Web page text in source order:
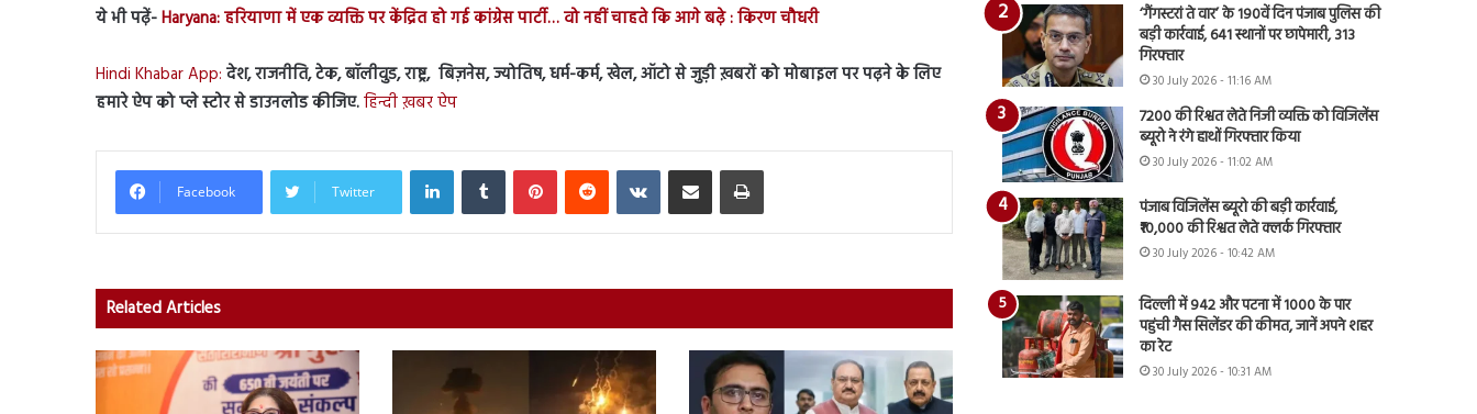
ये भी पढ़ें-Haryana: हरियाणा में एक व्यक्ति पर केंद्रित हो गई कांग्रेस पार्टी… वो नहीं चाहते कि आगे बढ़े : किरण चौधरी
Hindi Khabar App: देश, राजनीति, टेक, बॉलीवुड, राष्ट्र, बिज़नेस, ज्योतिष, धर्म-कर्म, खेल, ऑटो से जुड़ी ख़बरों को मोबाइल पर पढ़ने के लिए
हमारे ऐप को प्ले स्टोर से डाउनलोड कीजिए.हिन्दी ख़बर ऐप
Facebook Twitter
LinkedInTumblr PinterestReddit VKontakteShare via Email Print
Related Articles
‘गैंगस्टरां ते वार’ के 190वें दिन पंजाब पुलिस की
बड़ी कार्रवाई, 641 स्थानों पर छापेमारी, 313
गिरफ्तार
30 July 2026 - 11:16 AM
7200 की रिश्वत लेते निजी व्यक्ति को विजिलेंस
ब्यूरो ने रंगे हाथों गिरफ्तार किया
30 July 2026 - 11:02 AM
पंजाब विजिलेंस ब्यूरो की बड़ी कार्रवाई,
₹10,000 की रिश्वत लेते क्लर्क गिरफ्तार
30 July 2026 - 10:42 AM
दिल्ली में 942 और पटना में 1000 के पार
पहुंची गैस सिलेंडर की कीमत, जानें अपने शहर
का रेट
30 July 2026 - 10:31 AM